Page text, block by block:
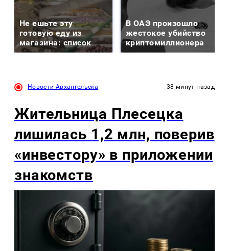
Не ешьте эту
готовую еду из
магазина: список
В ОАЭ произошло
жестокое убийство
криптомиллионера
Новости Архангельска 38 минут назад
Жительница Плесецка
лишилась 1,2 млн, поверив
«инвестору» в приложении
знакомств